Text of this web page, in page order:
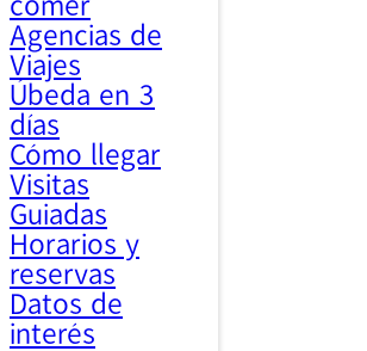
comer
Agencias de
Viajes
Úbeda en 3
días
Cómo llegar
Visitas
Guiadas
Horarios y
reservas
Datos de
interés